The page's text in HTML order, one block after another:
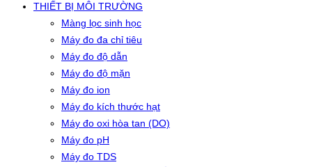
THIẾT BỊ MÔI TRƯỜNG
Màng lọc sinh học
Máy đo đa chỉ tiêu
Máy đo độ dẫn
Máy đo độ mặn
Máy đo ion
Máy đo kích thước hạt
Máy đo oxi hòa tan (DO)
Máy đo pH
Máy đo TDS